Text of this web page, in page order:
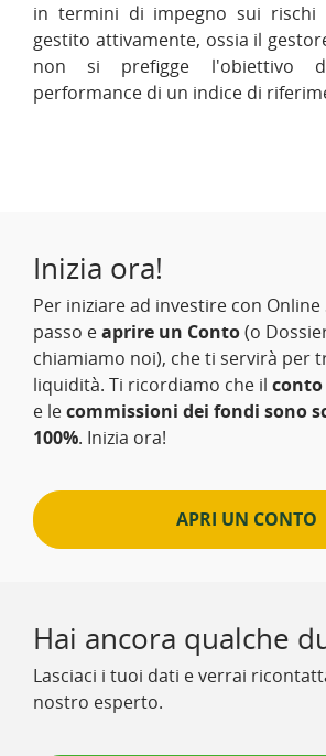
in termini di impegno sui rischi
gestito attivamente, ossia il
non si prefigge l'obiettivo
performance di un indice di
Inizia ora!
Per iniziare ad investire con Online
passo eaprire un Conto(o
chiamiamo noi), che ti servirà per
liquidità. Ti ricordiamo che il conto
e lecommissioni dei fondi sono
100%. Inizia ora!
APRI UN CONTO
Hai ancora qualche
Lasciaci i tuoi dati e verrai
nostro esperto.